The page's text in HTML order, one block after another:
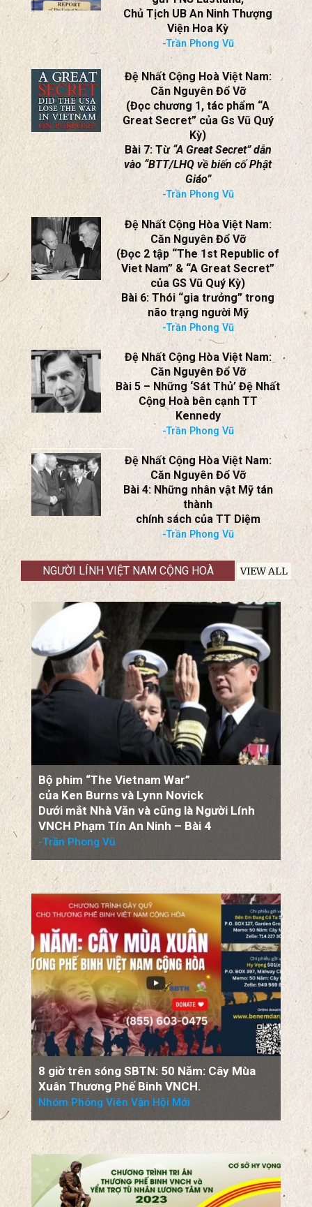
-Trần Phong Vũ
Phái Bộ LHQ Đi Tìm Sự Thật Về
Vụ Phật Giáo Năm 63
Bài 8: Thư Thượng Nghị Sĩ Dodd
gửi TNS Eastland,
Chủ Tịch UB An Ninh Thượng
Viện Hoa Kỳ
-Trần Phong Vũ
Đệ Nhất Cộng Hoà Việt Nam:
Căn Nguyên Đổ Vỡ
(Đọc chương 1, tác phẩm “A
Great Secret” của Gs Vũ Quý
Kỳ)
Bài 7: Từ“A Great Secret” dẫn
vào “BTT/LHQ về biến cố Phật
Giáo”
-Trần Phong Vũ
Đệ Nhất Cộng Hòa Việt Nam:
Căn Nguyên Đổ Vỡ
(Đọc 2 tập “The 1st Republic of
Viet Nam” & “A Great Secret”
của GS Vũ Quý Kỳ)
Bài 6: Thói “gia trưởng” trong
não trạng người Mỹ
-Trần Phong Vũ
Đệ Nhất Cộng Hòa Việt Nam:
Căn Nguyên Đổ Vỡ
Bài 5 – Những ‘Sát Thủ’ Đệ Nhất
Cộng Hoà bên cạnh TT
Kennedy
-Trần Phong Vũ
Đệ Nhất Cộng Hòa Việt Nam:
Căn Nguyên Đổ Vỡ
Bài 4: Những nhân vật Mỹ tán
thành
chính sách của TT Diệm
-Trần Phong Vũ
NGƯỜI LÍNH VIỆT NAM CỘNG HOÀ VIEW ALL
Bộ phim “The Vietnam War”
của Ken Burns và Lynn Novick
Dưới mắt Nhà Văn và cũng là Người Lính
VNCH Phạm Tín An Ninh – Bài 4
8 giờ trên sóng SBTN: 50 Năm: Cây Mùa
Xuân Thương Phế Binh VNCH.
Nhóm Phóng Viên Vận Hội Mới